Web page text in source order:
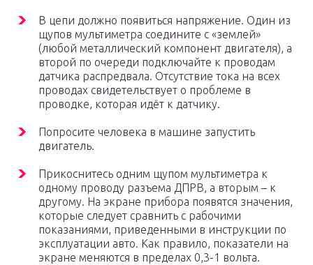
В цепи должно появиться напряжение. Один из
щупов мультиметра соедините с «землей»
(любой металлический компонент двигателя), а
второй по очереди подключайте к проводам
датчика распредвала. Отсутствие тока на всех
проводах свидетельствует о проблеме в
проводке, которая идёт к датчику.
Попросите человека в машине запустить
двигатель.
Прикоснитесь одним щупом мультиметра к
одному проводу разъема ДПРВ, а вторым – к
другому. На экране прибора появятся значения,
которые следует сравнить с рабочими
показаниями, приведенными в инструкции по
эксплуатации авто. Как правило, показатели на
экране меняются в пределах 0,3-1 вольта.